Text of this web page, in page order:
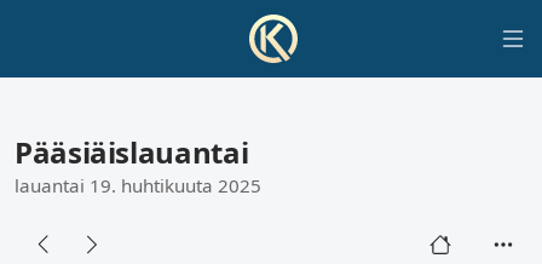
Pääsiäislauantai
lauantai 19. huhtikuuta 2025